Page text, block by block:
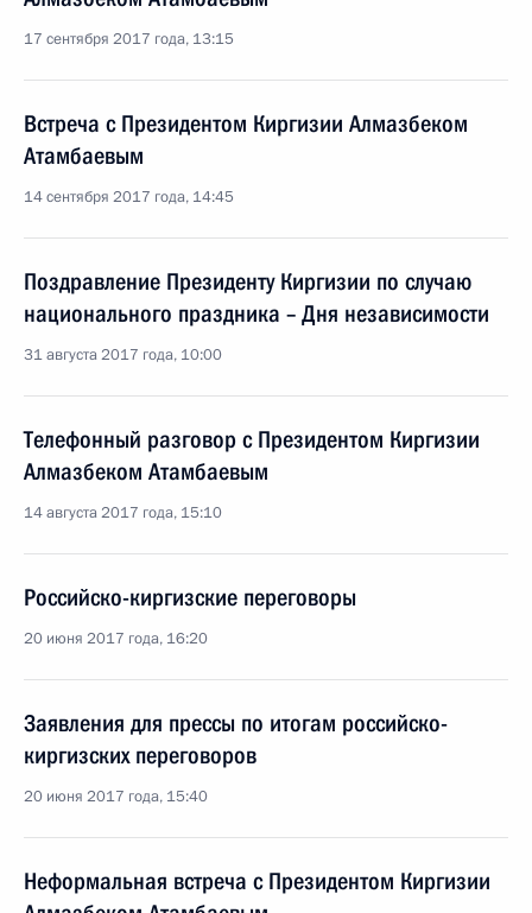
17 сентября 2017 года, 13:15
Встреча с Президентом Киргизии Алмазбеком
Атамбаевым
14 сентября 2017 года, 14:45
Поздравление Президенту Киргизии по случаю
национального праздника – Дня независимости
31 августа 2017 года, 10:00
Телефонный разговор с Президентом Киргизии
Алмазбеком Атамбаевым
14 августа 2017 года, 15:10
Российско-киргизские переговоры
20 июня 2017 года, 16:20
Заявления для прессы по итогам российско-
киргизских переговоров
20 июня 2017 года, 15:40
Неформальная встреча с Президентом Киргизии